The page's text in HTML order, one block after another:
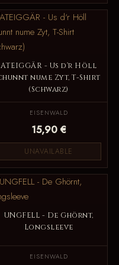
ATEIGGÄR - Us d‘r Höll
nume Zyt, T-Shirt
(Schwarz)
EISENWALD
15,90 €
UNAVAILABLE
UNGFELL - De Ghörnt,
Longsleeve
EISENWALD